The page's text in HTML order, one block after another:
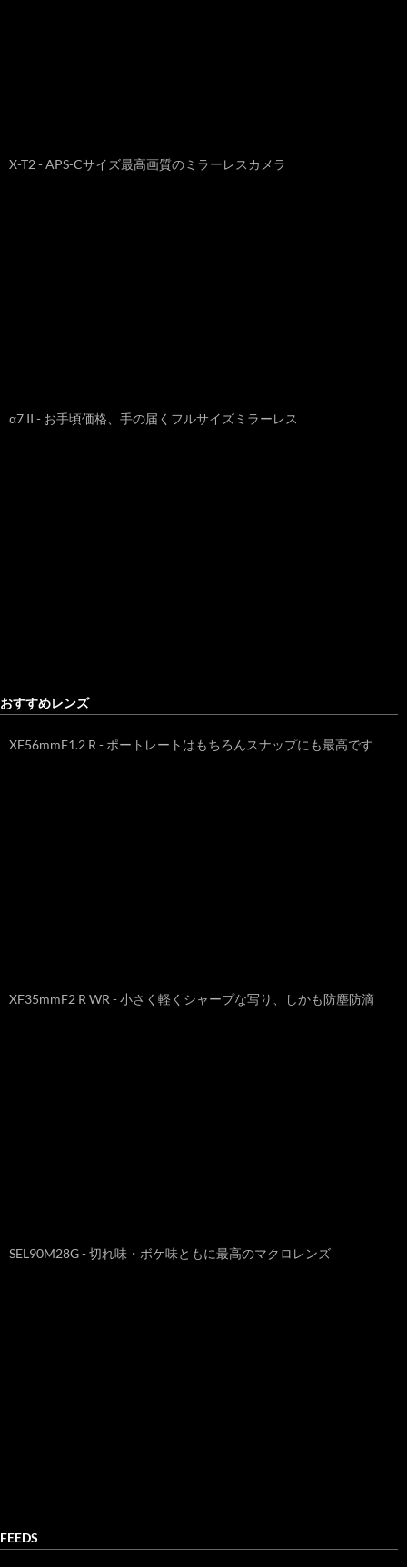
X-T2 - APS-Cサイズ最高画質のミラーレスカメラ
α7 II - お手頃価格、手の届くフルサイズミラーレス
おすすめレンズ
XF56mmF1.2 R - ポートレートはもちろんスナップにも最高です
XF35mmF2 R WR - 小さく軽くシャープな写り、しかも防塵防滴
SEL90M28G - 切れ味・ボケ味ともに最高のマクロレンズ
FEEDS